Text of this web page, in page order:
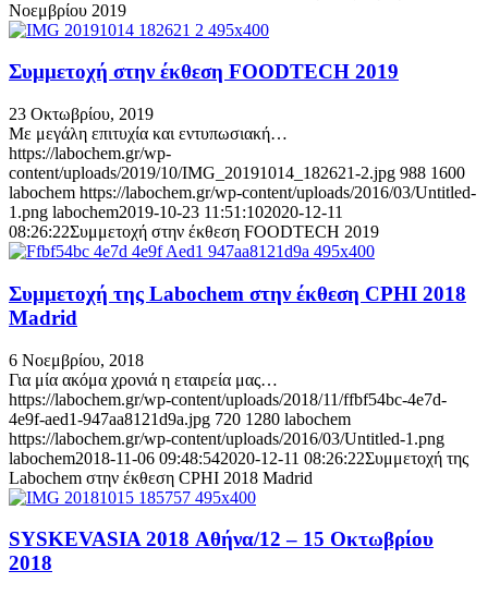
Νοεμβρίου 2019
Συμμετοχή στην έκθεση FOODTECH 2019
23 Οκτωβρίου, 2019
Με μεγάλη επιτυχία και εντυπωσιακή…
https://labochem.gr/wp-
content/uploads/2019/10/IMG_20191014_182621-2.jpg 988 1600
labochem https://labochem.gr/wp-content/uploads/2016/03/Untitled-
1.png labochem2019-10-23 11:51:102020-12-11
08:26:22Συμμετοχή στην έκθεση FOODTECH 2019
Συμμετοχή της Labochem στην έκθεση CPHI 2018
Madrid
6 Νοεμβρίου, 2018
Για μία ακόμα χρονιά η εταιρεία μας…
https://labochem.gr/wp-content/uploads/2018/11/ffbf54bc-4e7d-
4e9f-aed1-947aa8121d9a.jpg 720 1280 labochem
https://labochem.gr/wp-content/uploads/2016/03/Untitled-1.png
labochem2018-11-06 09:48:542020-12-11 08:26:22Συμμετοχή της
Labochem στην έκθεση CPHI 2018 Madrid
SYSKEVASIA 2018 Αθήνα/12 – 15 Oκτωβρίου
2018